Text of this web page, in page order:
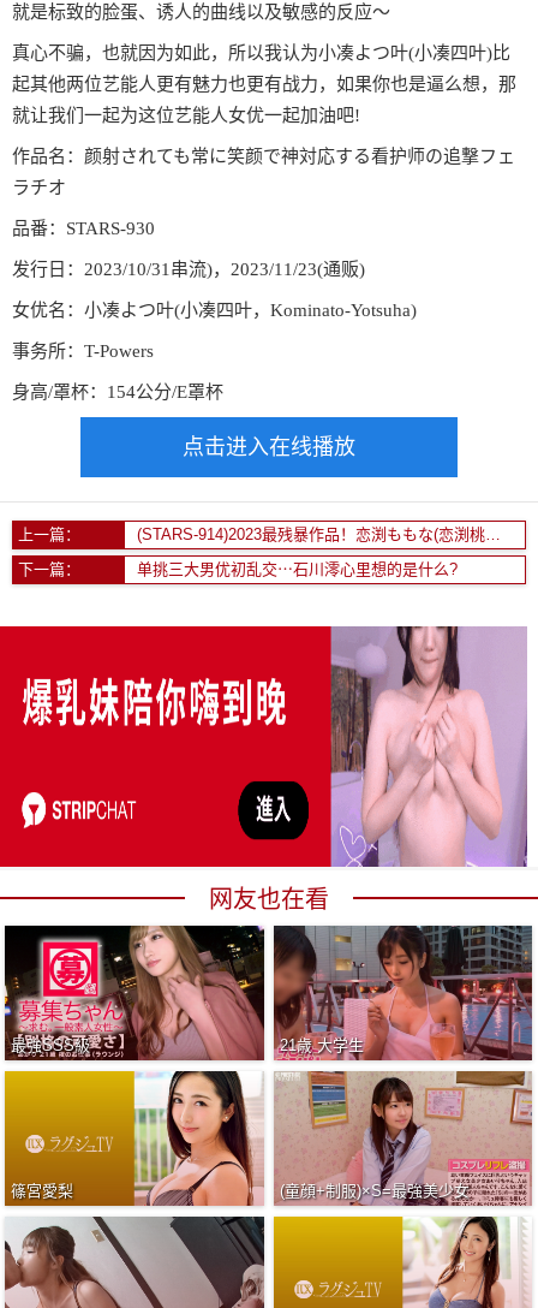
就是标致的脸蛋、诱人的曲线以及敏感的反应〜
真心不骗，也就因为如此，所以我认为小凑よつ叶(小凑四叶)比
起其他两位艺能人更有魅力也更有战力，如果你也是逼么想，那
就让我们一起为这位艺能人女优一起加油吧!
作品名：颜射されても常に笑颜で神対応する看护师の追撃フェ
ラチオ
品番：STARS-930
发行日：2023/10/31串流)，2023/11/23(通贩)
女优名：小凑よつ叶(小凑四叶，Kominato-Yotsuha)
事务所：T-Powers
身高/罩杯：154公分/E罩杯
点击进入在线播放
上一篇：
(STARS-914)2023最残暴作品！恋渕ももな(恋渕桃菜)初凌辱被中田一平玩真的暴击到哭！
下一篇：
单挑三大男优初乱交⋯石川澪心里想的是什么?
网友也在看
最強SSS級 21歳 大学生
篠宮愛梨 (童顔+制服)×S=最強美少女